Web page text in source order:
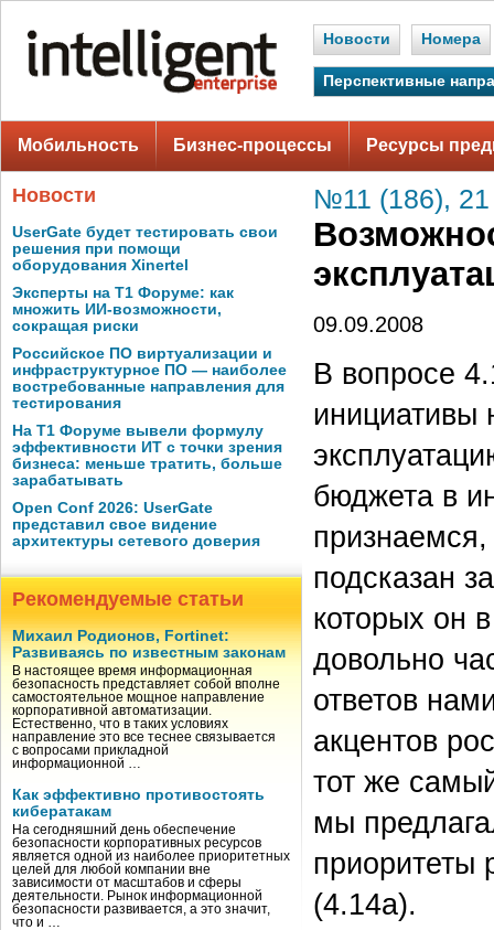
Новости Номера
Перспективные
Мобильность Бизнес-процессы Ресурсы
Новости
UserGate будет тестировать свои
решения при помощи
оборудования Xinertel
Эксперты на Т1 Форуме: как
множить ИИ-возможности,
сокращая риски
Российское ПО виртуализации и
инфраструктурное ПО — наиболее
востребованные направления для
тестирования
На Т1 Форуме вывели формулу
эффективности ИТ с точки зрения
бизнеса: меньше тратить, больше
зарабатывать
Open Conf 2026: UserGate
представил свое видение
архитектуры сетевого доверия
Рекомендуемые статьи
Михаил Родионов, Fortinet:
Развиваясь по известным законам
В настоящее время информационная
безопасность представляет собой вполне
самостоятельное мощное направление
корпоративной автоматизации.
Естественно, что в таких условиях
направление это все теснее связывается
с вопросами прикладной
информационной …
Как эффективно противостоять
кибератакам
На сегодняшний день обеспечение
безопасности корпоративных ресурсов
является одной из наиболее приоритетных
целей для любой компании вне
зависимости от масштабов и сферы
деятельности. Рынок информационной
безопасности развивается, а это значит,
что и …
№11 (186), 21
09.09.2008
В вопросе
инициативы
бюджета в
подсказан
которых он
довольно
ответов
акцентов
тот же
мы
приоритеты
(4.14а).